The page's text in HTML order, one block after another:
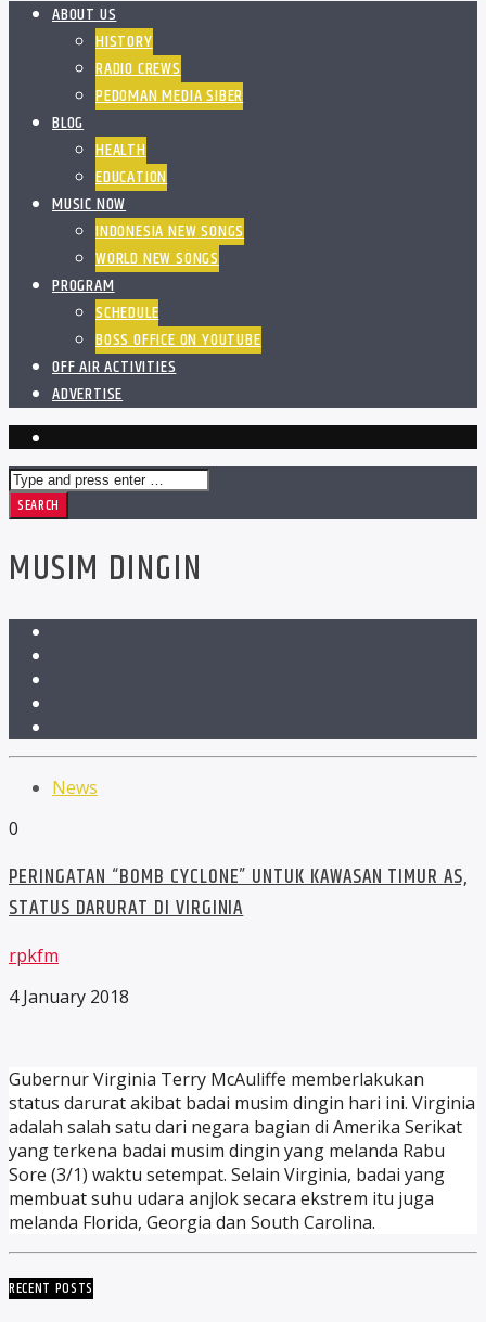
ABOUT US
HISTORY
RADIO CREWS
PEDOMAN MEDIA SIBER
BLOG
HEALTH
EDUCATION
MUSIC NOW
INDONESIA NEW SONGS
WORLD NEW SONGS
PROGRAM
SCHEDULE
BOSS OFFICE ON YOUTUBE
OFF AIR ACTIVITIES
ADVERTISE
MUSIM DINGIN
News
0
PERINGATAN “BOMB CYCLONE” UNTUK KAWASAN TIMUR AS,
STATUS DARURAT DI VIRGINIA
rpkfm
4 January 2018
Gubernur Virginia Terry McAuliffe memberlakukan
status darurat akibat badai musim dingin hari ini. Virginia
adalah salah satu dari negara bagian di Amerika Serikat
yang terkena badai musim dingin yang melanda Rabu
Sore (3/1) waktu setempat. Selain Virginia, badai yang
membuat suhu udara anjlok secara ekstrem itu juga
melanda Florida, Georgia dan South Carolina.
RECENT POSTS